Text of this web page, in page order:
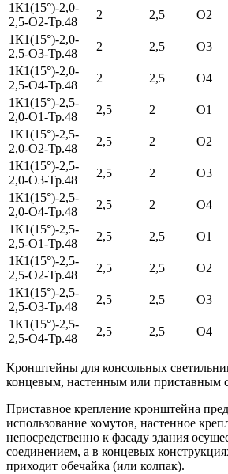
1К1(15°)-2,0-
2,5-О2-Тр.48
2 2,5 О2
1К1(15°)-2,0-
2,5-О3-Тр.48
2 2,5 О3
1К1(15°)-2,0-
2,5-О4-Тр.48
2 2,5 О4
1К1(15°)-2,5-
2,0-О1-Тр.48
2,5 2 О1
1К1(15°)-2,5-
2,0-О2-Тр.48
2,5 2 О2
1К1(15°)-2,5-
2,0-О3-Тр.48
2,5 2 О3
1К1(15°)-2,5-
2,0-О4-Тр.48
2,5 2 О4
1К1(15°)-2,5-
2,5-О1-Тр.48
2,5 2,5 О1
1К1(15°)-2,5-
2,5-О2-Тр.48
2,5 2,5 О2
1К1(15°)-2,5-
2,5-О3-Тр.48
2,5 2,5 О3
1К1(15°)-2,5-
2,5-О4-Тр.48
2,5 2,5 О4
Кронштейны для консольных
концевым, настенным или приставным
Приставное крепление кронштейна
использование хомутов, настенное
непосредственно к фасаду здания
соединением, а в концевых
приходит обечайка (или колпак).